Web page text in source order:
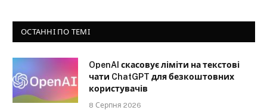
ОСТАННІ ПО ТЕМІ
OpenAI скасовує ліміти на текстові
чати ChatGPT для безкоштовних
користувачів
8 Серпня 2026